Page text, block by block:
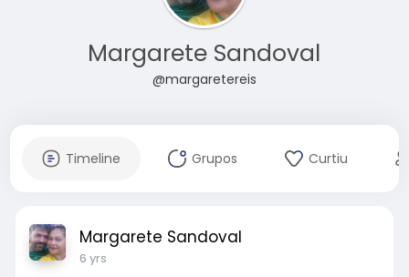
Margarete Sandoval
@margaretereis
Timeline Grupos Curtiu
Margarete Sandoval
6 yrs